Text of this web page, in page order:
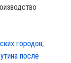
городов,
после